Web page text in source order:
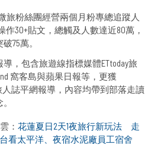
旅粉絲團經營兩個月粉專總追蹤人
作30+貼文，總觸及人數達近80萬，
75萬。
，包含旅遊線指標媒體ETtoday旅
窩客島與蘋果日報等，更獲
旅人誌平網報導，內容均帶到部落走讀
： 花蓮夏日2天1夜旅行新玩法 走
看太平洋、夜宿水泥廠員工宿舍